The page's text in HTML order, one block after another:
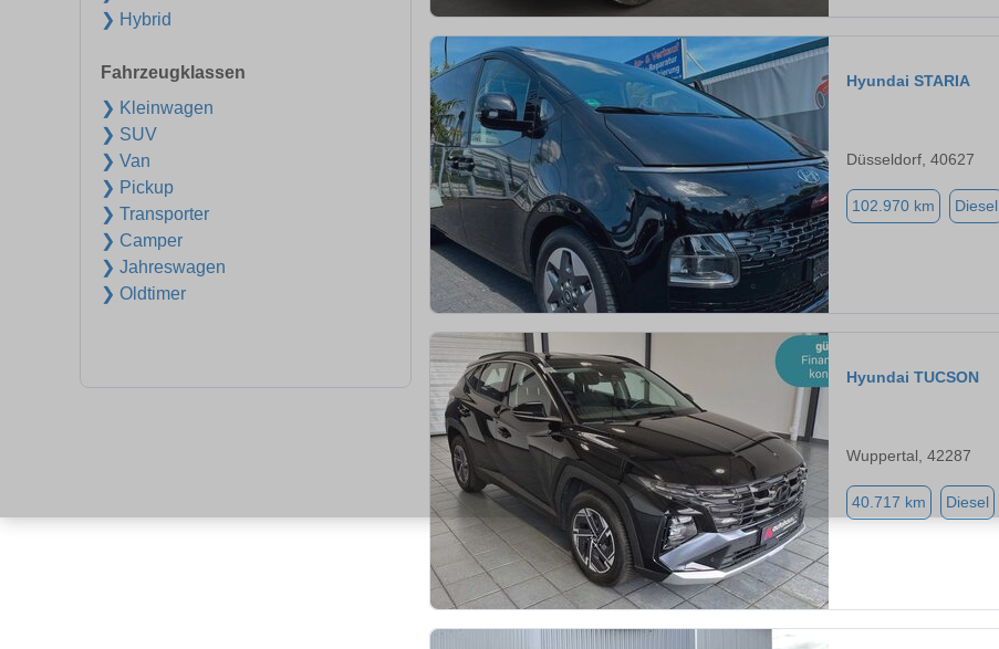
❯ Hybrid
Fahrzeugklassen
❯ Kleinwagen
❯ SUV
❯ Van
❯ Pickup
❯ Transporter
❯ Camper
❯ Jahreswagen
❯ Oldtimer
Hyundai STARIA
Düsseldorf, 40627
102.970 km Diesel
Hyundai TUCSON
Wuppertal, 42287
40.717 km Diesel